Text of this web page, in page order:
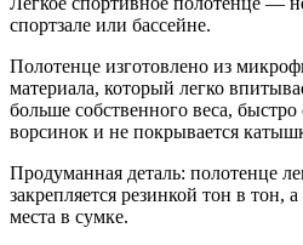
спортзале или бассейне.
Полотенце изготовлено из
материала, который легко
больше собственного веса, быстро
ворсинок и не покрывается
Продуманная деталь: полотенце
закрепляется резинкой тон в тон,
места в сумке.